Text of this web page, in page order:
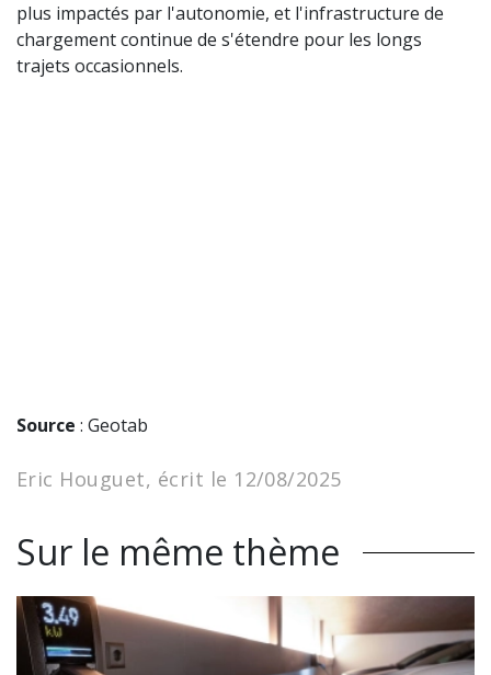
plus impactés par l'autonomie, et l'infrastructure de
chargement continue de s'étendre pour les longs
trajets occasionnels.
Source : Geotab
Eric Houguet, écrit le 12/08/2025
Sur le même thème